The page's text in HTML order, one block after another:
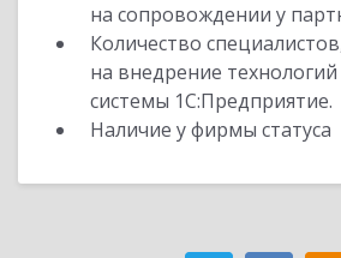
на сопровождении у
Количество
на внедрение
системы 1С:Предприятие.
Наличие у фирмы статуса